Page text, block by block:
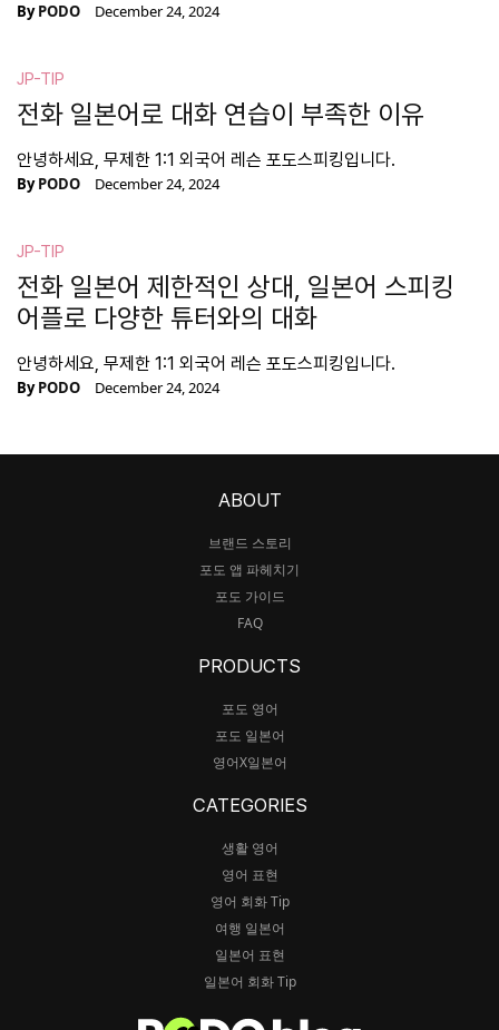
ByPODO December 24, 2024
JP-TIP
전화 일본어로 대화 연습이 부족한 이유
안녕하세요, 무제한 1:1 외국어 레슨 포도스피킹입니다.
ByPODO December 24, 2024
JP-TIP
전화 일본어 제한적인 상대, 일본어 스피킹
어플로 다양한 튜터와의 대화
안녕하세요, 무제한 1:1 외국어 레슨 포도스피킹입니다.
ByPODO December 24, 2024
ABOUT
브랜드 스토리
포도 앱 파헤치기
포도 가이드
FAQ
PRODUCTS
포도 영어
포도 일본어
영어X일본어
CATEGORIES
생활 영어
영어 표현
영어 회화 Tip
여행 일본어
일본어 표현
일본어 회화 Tip